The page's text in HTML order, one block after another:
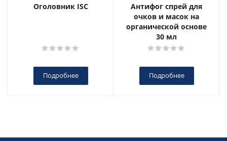
Оголовник ISC
Подробнее
Антифог спрей для
очков и масок на
органической основе
30 мл
Подробнее